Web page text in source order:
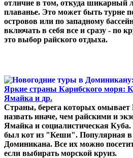
отличие в том, откуда шикарный
плаванье. Это может быть турне
островов или по западному
включать в себя все и сразу - по
это выбор райского отдыха.
Яркие страны Карибского моря:
Ямайка и др.
Страны, берега которых омывает
назвать иначе, чем райскими и
Ямайка и социалистическая
был кот из "Кеши". Популярная в
Доминикана. Все их можно
если выбирать морской круиз.